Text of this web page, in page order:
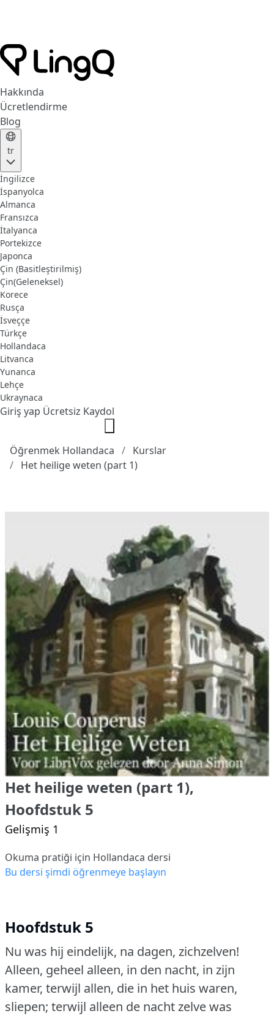
Hakkında
Ücretlendirme
Blog
tr
İngilizce
İspanyolca
Almanca
Fransızca
İtalyanca
Portekizce
Japonca
Çin (Basitleştirilmiş)
Çin(Geleneksel)
Korece
Rusça
İsveççe
Türkçe
Hollandaca
Litvanca
Yunanca
Lehçe
Ukraynaca
Giriş yap Ücretsiz Kaydol
Öğrenmek Hollandaca
Kurslar
Het heilige weten (part 1)
Het heilige weten (part 1),
Hoofdstuk 5
Gelişmiş 1
Okuma pratiği için Hollandaca dersi
Bu dersi şimdi öğrenmeye başlayın
Hoofdstuk 5
Nu was hij eindelijk, na dagen, zichzelven!
Alleen, geheel alleen, in den nacht, in zijn
kamer, terwijl allen, die in het huis waren,
sliepen; terwijl alleen de nacht zelve was